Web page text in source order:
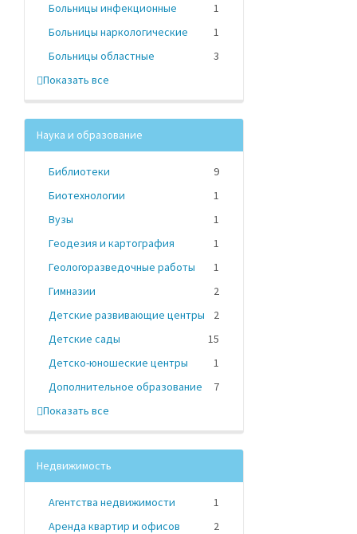
Больницы инфекционные
1
Больницы наркологические
1
Больницы областные
3
Показать все
Наука и образование
Библиотеки
9
Биотехнологии
1
Вузы
1
Геодезия и картография
1
Геологоразведочные работы
1
Гимназии
2
Детские развивающие центры
2
Детские сады
15
Детско-юношеские центры
1
Дополнительное образование
7
Показать все
Недвижимость
Агентства недвижимости
1
Аренда квартир и офисов
2